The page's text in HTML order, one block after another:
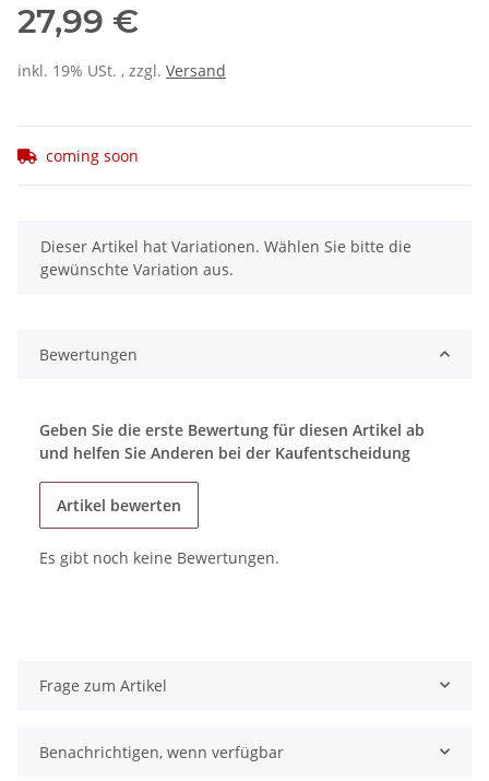
27,99 €
inkl. 19% USt. , zzgl. Versand
coming soon
x
Dieser Artikel hat Variationen. Wählen Sie bitte die
gewünschte Variation aus.
Bewertungen
Geben Sie die erste Bewertung für diesen Artikel ab
und helfen Sie Anderen bei der Kaufentscheidung
Artikel bewerten
Es gibt noch keine Bewertungen.
Frage zum Artikel
Benachrichtigen, wenn verfügbar